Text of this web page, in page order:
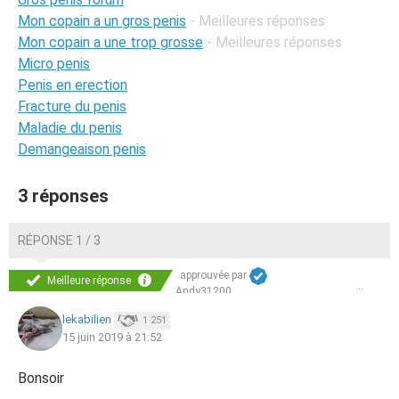
Mon copain a un gros penis - Meilleures réponses
Mon copain a une trop grosse - Meilleures réponses
Micro penis
Penis en erection
Fracture du penis
Maladie du penis
Demangeaison penis
3 réponses
RÉPONSE 1 / 3
Meilleure réponse
approuvée par
Andy31200
lekabilien 1 251
15 juin 2019 à 21:52
Bonsoir